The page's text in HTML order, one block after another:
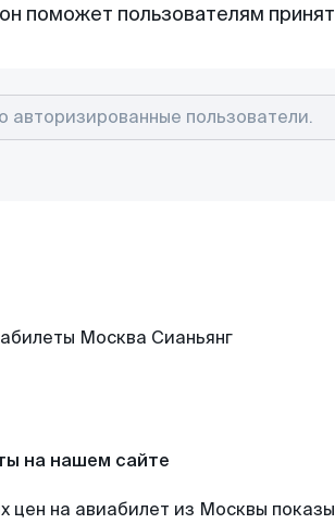
поможет пользователям
на нашем сайте
цен на авиабилет из Москвы